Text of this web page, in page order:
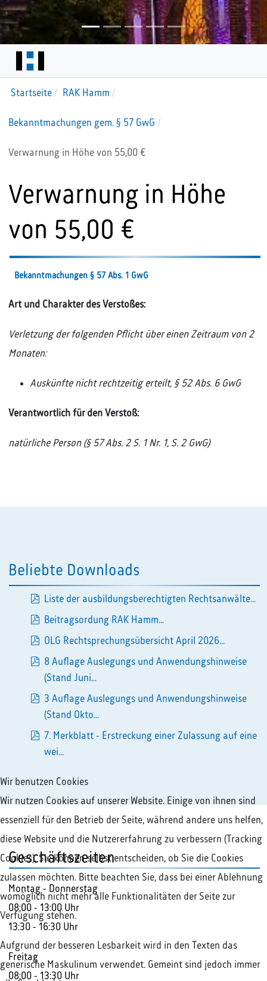
Startseite RAK Hamm
Bekanntmachungen gem. § 57 GwG
Verwarnung in Höhe von 55,00 €
Verwarnung in Höhe
von 55,00 €
Bekanntmachungen § 57 Abs. 1 GwG
Art und Charakter des Verstoßes:
Verletzung der folgenden Pflicht über einen Zeitraum von 2
Monaten:
Auskünfte nicht rechtzeitig erteilt, § 52 Abs. 6 GwG
Verantwortlich für den Verstoß:
natürliche Person (§ 57 Abs. 2 S. 1 Nr. 1, S. 2 GwG)
Beliebte Downloads
pdf
Liste der ausbildungsberechtigten Rechtsanwälte...
pdf
Beitragsordung RAK Hamm...
pdf
OLG Rechtsprechungsübersicht April 2026...
pdf
8 Auflage Auslegungs und Anwendungshinweise
(Stand Juni...
pdf
3 Auflage Auslegungs und Anwendungshinweise
(Stand Okto...
pdf
7. Merkblatt - Erstreckung einer Zulassung auf eine
wei...
Geschäftszeiten
Montag - Donnerstag
08:00 - 13:00 Uhr
13:30 - 16:30 Uhr
Freitag
08:00 - 13:30 Uhr
Wir benutzen Cookies
Wir nutzen Cookies auf unserer Website. Einige von ihnen sind
essenziell für den Betrieb der Seite, während andere uns helfen,
diese Website und die Nutzererfahrung zu verbessern (Tracking
Cookies). Sie können selbst entscheiden, ob Sie die Cookies
zulassen möchten. Bitte beachten Sie, dass bei einer Ablehnung
womöglich nicht mehr alle Funktionalitäten der Seite zur
Verfügung stehen.
Aufgrund der besseren Lesbarkeit wird in den Texten das
generische Maskulinum verwendet. Gemeint sind jedoch immer